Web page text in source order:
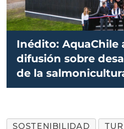
Inédito: AquaChile
difusión sobre
de la
SOSTENIBILIDAD